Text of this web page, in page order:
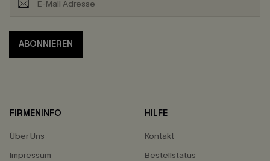
ABONNIEREN
FIRMENINFO
Über Uns
Impressum
HILFE
Kontakt
Bestellstatus